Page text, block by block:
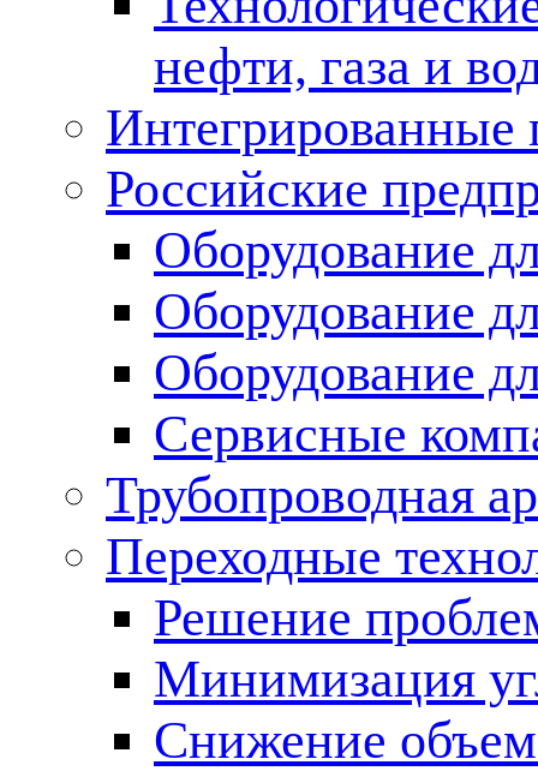
нефти, газа и
Российские
Оборудование
Оборудование
Оборудование
Сервисные
Трубопроводная
Переходные
Решение
Минимизация
Снижение